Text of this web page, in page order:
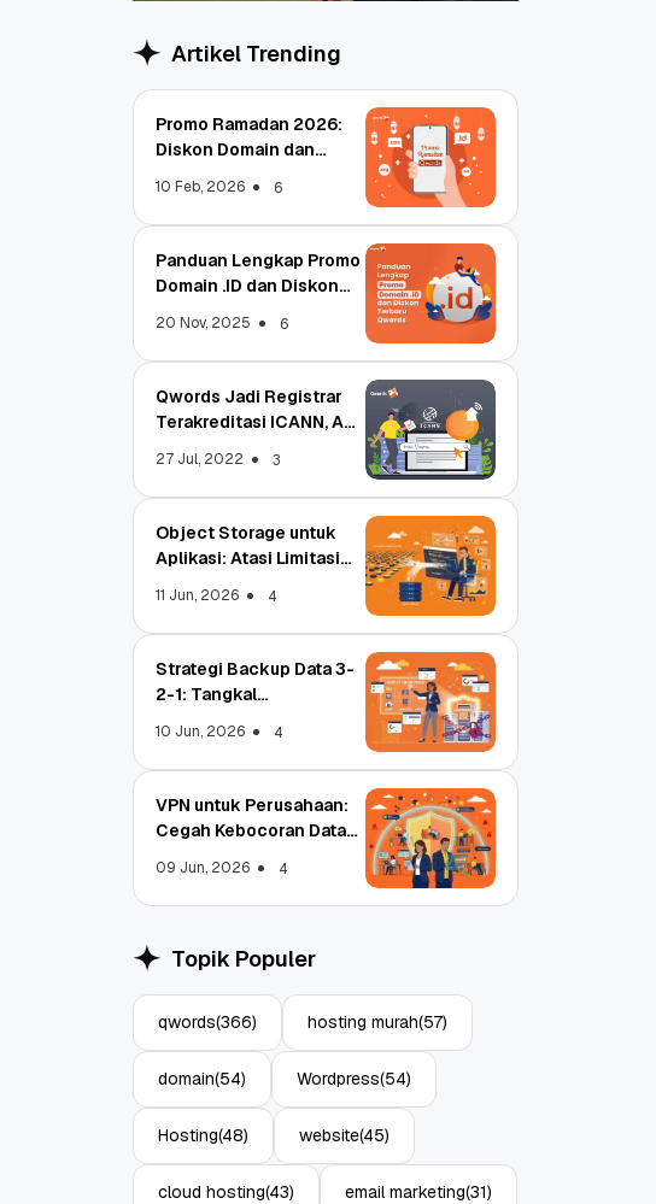
Aplikasi: Atasi Limitasi
11 Jun, 2026 4
Artikel Trending
Promo Ramadan 2026:
Diskon Domain dan
10 Feb, 2026 6
Panduan Lengkap Promo
Domain .ID dan Diskon
20 Nov, 2025 6
Qwords Jadi Registrar
Terakreditasi ICANN, Apa
27 Jul, 2022 3
Object Storage untuk
Aplikasi: Atasi Limitasi
11 Jun, 2026 4
Strategi Backup Data 3-
2-1: Tangkal
10 Jun, 2026 4
VPN untuk Perusahaan:
Cegah Kebocoran Data
09 Jun, 2026 4
Topik Populer
qwords(366) hosting murah(57)
domain(54) Wordpress(54)
Hosting(48) website(45)
cloud hosting(43) email marketing(31)